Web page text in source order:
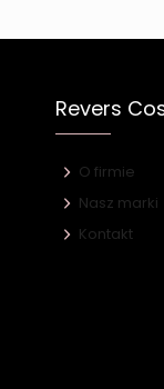
Revers
O firmie
Nasz marki
Kontakt